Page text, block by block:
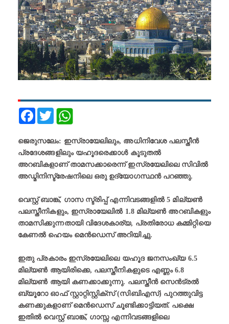
FacebookTwitter
ജെരുസലേം: ഇസ്രായേലിലും, അധിനിവേശ പലസ്തീൻ
പ്രദേശങ്ങളിലും യഹൂദരെക്കാള്‍ കൂടുതൽ
അറബികളാണ് താമസക്കാരെന്ന് ഇസ്രയേലിലെ സിവിൽ
അഡ്മിനിസ്ട്രേഷനിലെ ഒരു ഉദ്യോഗസ്ഥൻ പറഞ്ഞു.
വെസ്റ്റ് ബാങ്ക്, ഗാസ സ്ട്രിപ്പ് എന്നിവടങ്ങളിൽ 5 മില്യണ്‍
പലസ്തീനികളും, ഇസ്രായേലിൽ 1.8 മില്യണ്‍ അറബികളും
താമസിക്കുന്നതായി വിദേശകാര്യ, പ്രതിരോധ കമ്മിറ്റിയെ
കേണൽ ഹെയം മെൻഡെസ് അറിയിച്ചു.
ഇതു പ്രകാരം ഇസ്രയേലിലെ യഹൂദ ജനസംഖ്യ 6.5
മില്യൺ ആയിരിക്കെ, പലസ്തീനികളുടെ എണ്ണം 6.8
മില്യൺ ആയി കണക്കാക്കുന്നു. പലസ്തീൻ സെൻട്രൽ
ബ്യൂറോ ഓഫ് സ്റ്റാറ്റിസ്റ്റിക്സ് (സിബിഎസ്) പുറത്തുവിട്ട
കണക്കുകളാണ് മെൻഡെസ് ചൂണ്ടിക്കാട്ടിയത്. പക്ഷെ
ഇതില്‍ വെസ്റ്റ് ബാങ്ക്, ഗാസ്സ എന്നിവടങ്ങളിലെ